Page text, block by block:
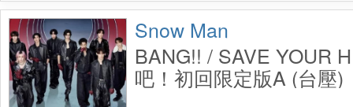
Snow Man
BANG!! / SAVE YOUR
吧！初回限定版A (台壓)